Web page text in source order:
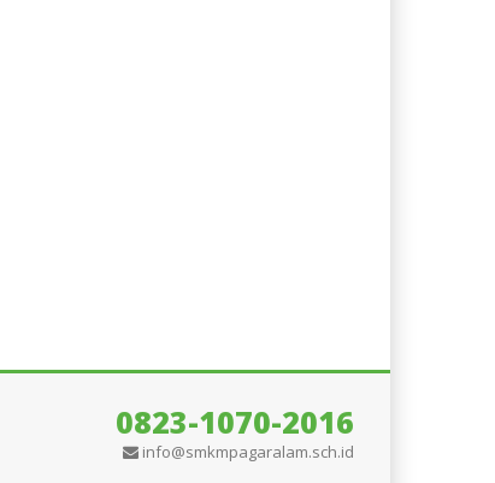
0823-1070-2016
info@smkmpagaralam.sch.id